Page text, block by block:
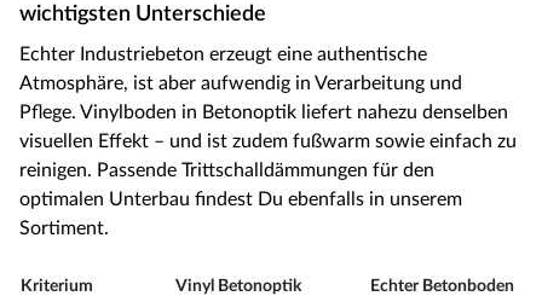
wichtigsten Unterschiede
Echter Industriebeton erzeugt eine authentische
Atmosphäre, ist aber aufwendig in Verarbeitung und
Pflege. Vinylboden in Betonoptik liefert nahezu denselben
visuellen Effekt – und ist zudem fußwarm sowie einfach zu
reinigen. Passende Trittschalldämmungen für den
optimalen Unterbau findest Du ebenfalls in unserem
Sortiment.
Kriterium Vinyl Betonoptik Echter Betonboden